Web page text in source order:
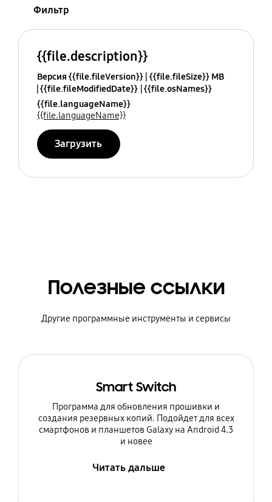
Фильтр
{{file.description}}
Версия {{file.fileVersion}} {{file.fileSize}} MB
{{file.fileModifiedDate}} {{file.osNames}}
{{file.languageName}}
{{file.languageName}}
Загрузить
Полезные ссылки
Другие программные инструменты и сервисы
Smart Switch
Программа для обновления прошивки и
создания резервных копий. Подойдет для всех
смартфонов и планшетов Galaxy на Android 4.3
и новее
Читать дальше